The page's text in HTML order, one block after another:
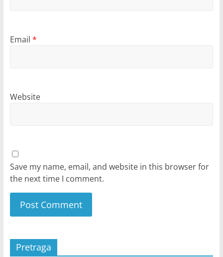
Email *
Website
Save my name, email, and website in this browser for
the next time I comment.
Pretraga